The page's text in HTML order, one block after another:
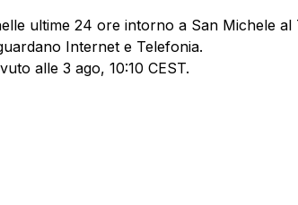
ultime 24 ore intorno a San Michele al
Internet e Telefonia.
alle 3 ago, 10:10 CEST.